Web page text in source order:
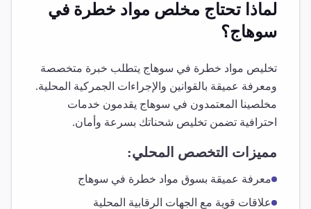
لماذا تحتاج مخلص مواد خطرة في
سوهاج؟
تخليص مواد خطرة في سوهاج يتطلب خبرة متخصصة
ومعرفة عميقة بالقوانين والإجراءات الجمركية المحلية.
مخلصينا المعتمدون في سوهاج يقدمون خدمات
احترافية تضمن تخليص شحناتك بسرعة وأمان.
مميزات التخصص المحلي:
معرفة عميقة بسوق مواد خطرة في سوهاج
علاقات قوية مع الجهات الرقابية المحلية